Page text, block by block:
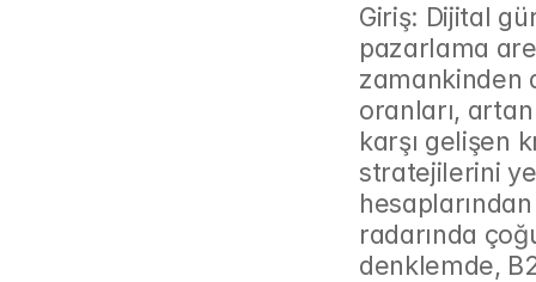
Giriş: Dijital
pazarlama
zamankinden
oranları,
karşı gelişen
stratejilerini
radarında
denklemde,